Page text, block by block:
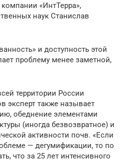
«ИнтТерра»,
наук Станислав
и доступность этой
проблему менее заметной,
территории России
эксперт также называет
обеднение элементами
(иногда безвозвратное) и
активности почв. «Если
— дегумификации, то по
что за 25 лет интенсивного